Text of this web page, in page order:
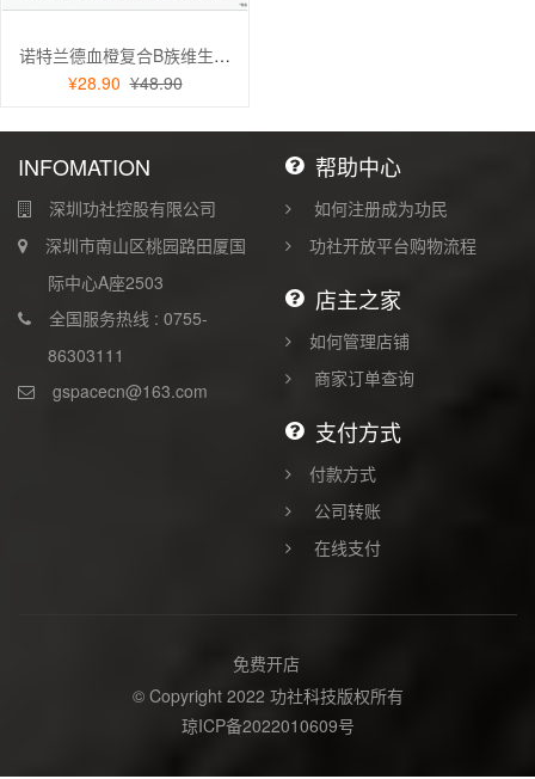
诺特兰德血橙复合B族维生素咀嚼片+维生素c咀嚼片 多种维生素
¥28.90 ¥48.90
INFOMATION
深圳功社控股有限公司
深圳市南山区桃园路田厦国
际中心A座2503
全国服务热线 : 0755-
86303111
gspacecn@163.com
帮助中心
如何注册成为功民
功社开放平台购物流程
店主之家
如何管理店铺
商家订单查询
支付方式
付款方式
公司转账
在线支付
免费开店
© Copyright 2022 功社科技版权所有
琼ICP备2022010609号